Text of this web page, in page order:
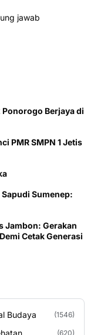
jawab
Ponorogo Berjaya di
PMR SMPN 1 Jetis
Sumenep:
Jambon: Gerakan
Cetak Generasi
Budaya (1546)
(620)